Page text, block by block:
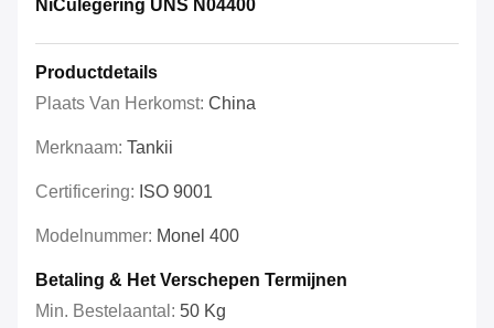
NiCulegering UNS N04400
Productdetails
Plaats Van Herkomst: China
Merknaam: Tankii
Certificering: ISO 9001
Modelnummer: Monel 400
Betaling & Het Verschepen Termijnen
Min. Bestelaantal: 50 Kg